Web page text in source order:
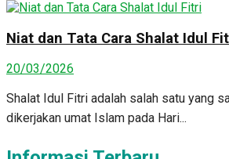
Niat dan Tata Cara Shalat Idul
20/03/2026
Shalat Idul Fitri adalah salah satu yang
dikerjakan umat Islam pada Hari...